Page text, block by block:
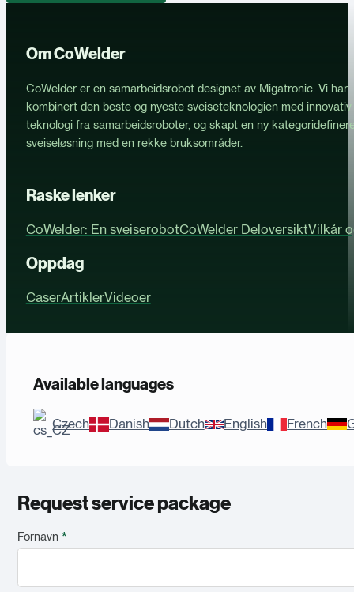
Om CoWelder
CoWelder er en samarbeidsrobot designet av Migatronic. Vi har
kombinert den beste og nyeste sveiseteknologien med innovativ
teknologi fra samarbeidsroboter, og skapt en ny
sveiseløsning med en rekke bruksområder.
Raske lenker
CoWelder: En sveiserobotCoWelder DeloversiktVilkår
Oppdag
CaserArtiklerVideoer
Available languages
Czech Danish Dutch English French
Request service package
Fornavn *